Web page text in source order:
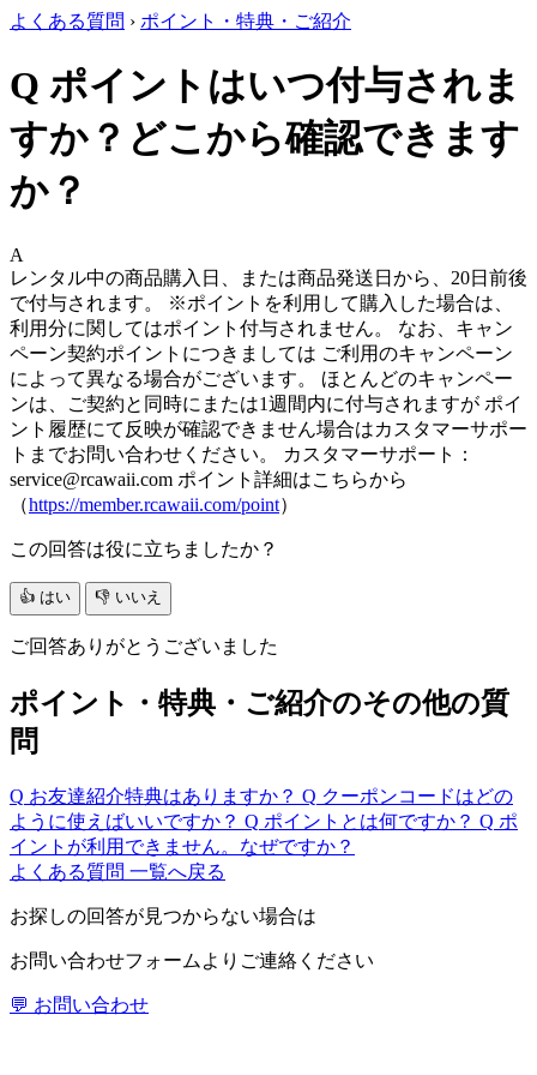
よくある質問 › ポイント・特典・ご紹介
Q ポイントはいつ付与されま
すか？どこから確認できます
か？
A
レンタル中の商品購入日、または商品発送日から、20日前後
で付与されます。
※ポイントを利用して購入した場合は、
利用分に関してはポイント付与されません。
なお、キャン
ペーン契約ポイントにつきましては ご利用のキャンペーン
によって異なる場合がございます。 ほとんどのキャンペー
ンは、ご契約と同時にまたは1週間内に付与されますが ポイ
ント履歴にて反映が確認できません場合はカスタマーサポー
トまでお問い合わせください。 カスタマーサポート：
service@rcawaii.com ポイント詳細はこちらから
（https://member.rcawaii.com/point）
この回答は役に立ちましたか？
👍 はい 👎 いいえ
ご回答ありがとうございました
ポイント・特典・ご紹介のその他の質
問
Q お友達紹介特典はありますか？ Q クーポンコードはどの
ように使えばいいですか？ Q ポイントとは何ですか？ Q ポ
イントが利用できません。なぜですか？
よくある質問 一覧へ戻る
お探しの回答が見つからない場合は
お問い合わせフォームよりご連絡ください
💬 お問い合わせ